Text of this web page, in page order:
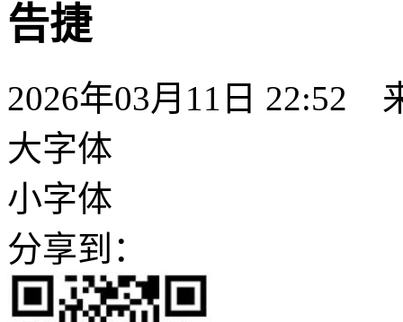
告捷
2026年03月11日 22:52
大字体
小字体
分享到：